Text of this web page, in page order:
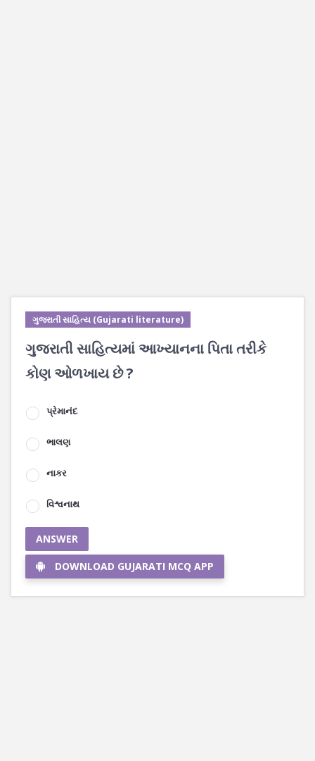
ગુજરાતી સાહિત્ય (Gujarati literature)
ગુજરાતી સાહિત્યમાં આખ્યાનના પિતા તરીકે
કોણ ઓળખાય છે ?
પ્રેમાનંદ
ભાલણ
નાકર
વિશ્વનાથ
ANSWER
DOWNLOAD GUJARATI MCQ APP